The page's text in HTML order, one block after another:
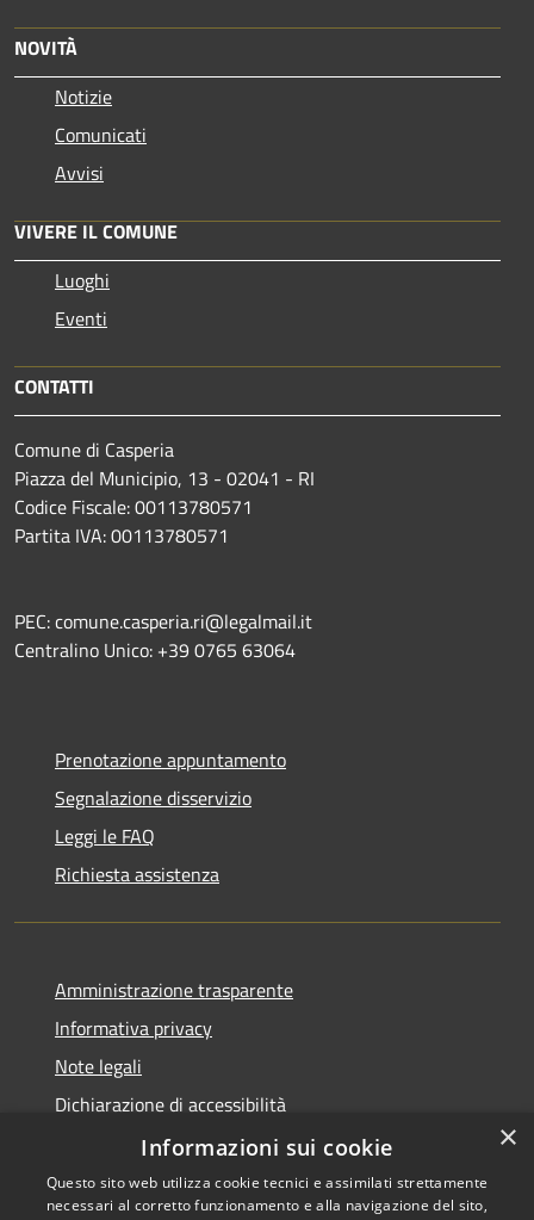
NOVITÀ
Notizie
Comunicati
Avvisi
VIVERE IL COMUNE
Luoghi
Eventi
CONTATTI
Comune di Casperia
Piazza del Municipio, 13 - 02041 - RI
Codice Fiscale: 00113780571
Partita IVA: 00113780571
PEC: comune.casperia.ri@legalmail.it
Centralino Unico: +39 0765 63064
Prenotazione appuntamento
Segnalazione disservizio
Leggi le FAQ
Richiesta assistenza
Amministrazione trasparente
Informativa privacy
Note legali
Dichiarazione di accessibilità
×
Informazioni sui cookie
Questo sito web utilizza cookie tecnici e assimilati strettamente
necessari al corretto funzionamento e alla navigazione del sito,